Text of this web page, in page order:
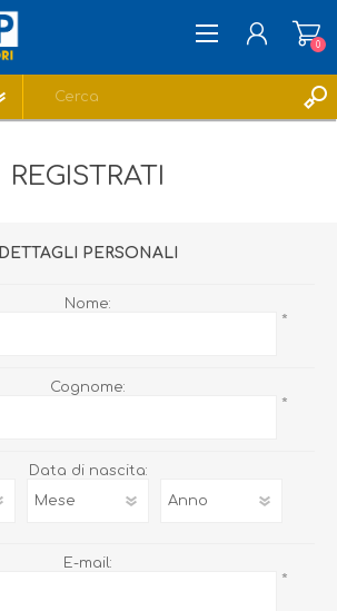
0
REGISTRATI
DETTAGLI PERSONALI
Nome:
*
Cognome:
*
Data di nascita:
E-mail:
*